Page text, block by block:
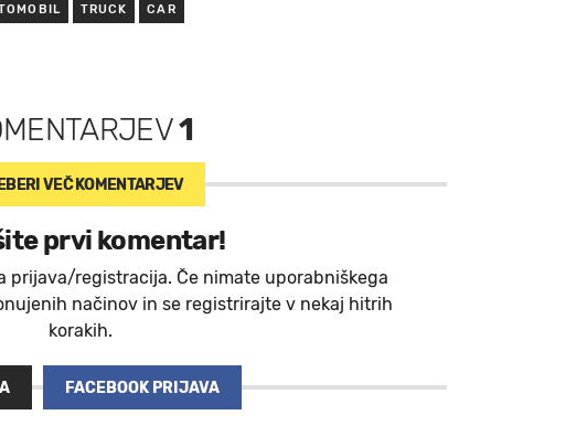
TRUCK CAR
1
VEČ KOMENTARJEV
prvi komentar!
prijava/registracija. Če nimate uporabniškega
načinov in se registrirajte v nekaj hitrih
korakih.
FACEBOOK PRIJAVA